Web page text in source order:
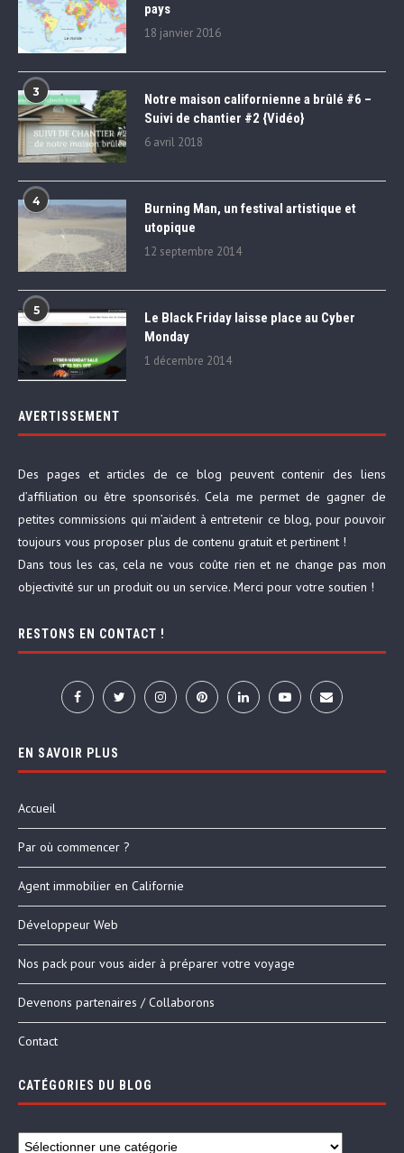
pays
18 janvier 2016
3
Notre maison californienne a brûlé #6 –
Suivi de chantier #2 {Vidéo}
6 avril 2018
4
Burning Man, un festival artistique et
utopique
12 septembre 2014
5
Le Black Friday laisse place au Cyber
Monday
1 décembre 2014
AVERTISSEMENT
Des pages et articles de ce blog peuvent contenir des liens
d’affiliation ou être sponsorisés. Cela me permet de gagner de
petites commissions qui m’aident à entretenir ce blog, pour pouvoir
toujours vous proposer plus de contenu gratuit et pertinent !
Dans tous les cas, cela ne vous coûte rien et ne change pas mon
objectivité sur un produit ou un service. Merci pour votre soutien !
RESTONS EN CONTACT !
EN SAVOIR PLUS
Accueil
Par où commencer ?
Agent immobilier en Californie
Développeur Web
Nos pack pour vous aider à préparer votre voyage
Devenons partenaires / Collaborons
Contact
CATÉGORIES DU BLOG